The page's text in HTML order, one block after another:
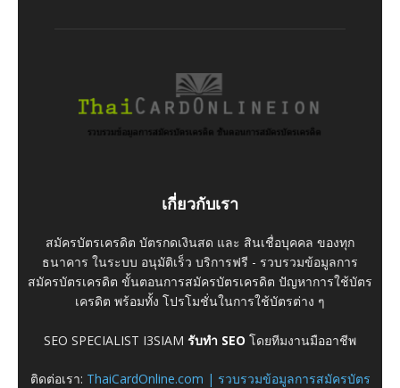
เกี่ยวกับเรา
สมัครบัตรเครดิต บัตรกดเงินสด และ สินเชื่อบุคคล ของทุก
ธนาคาร ในระบบ อนุมัติเร็ว บริการฟรี - รวบรวมข้อมูลการ
สมัครบัตรเครดิต ขั้นตอนการสมัครบัตรเครดิต ปัญหาการใช้บัตร
เครดิต พร้อมทั้ง โปรโมชั่นในการใช้บัตรต่าง ๆ
SEO SPECIALIST I3SIAM รับทำ SEO โดยทีมงานมืออาชีพ
ติดต่อเรา: ThaiCardOnline.com | รวบรวมข้อมูลการสมัครบัตร